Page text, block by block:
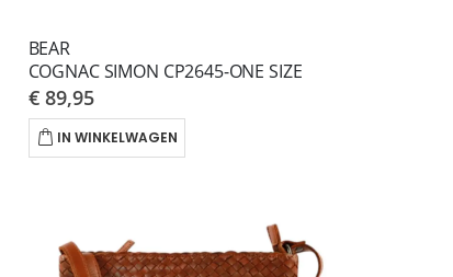
BEAR
COGNAC SIMON CP2645-ONE SIZE
€ 89,95
IN WINKELWAGEN